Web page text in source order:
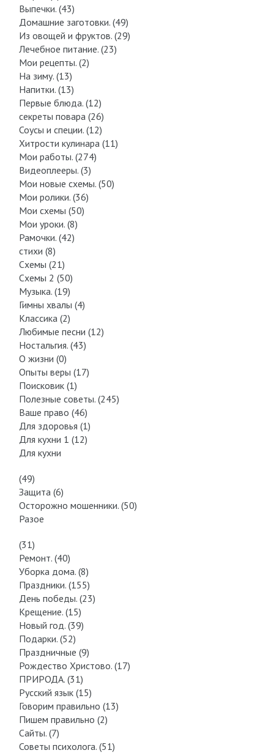
Выпечки. (43)
Домашние заготовки. (49)
Из овощей и фруктов. (29)
Лечебное питание. (23)
Мои рецепты. (2)
На зиму. (13)
Напитки. (13)
Первые блюда. (12)
секреты повара (26)
Соусы и специи. (12)
Хитрости кулинара (11)
Мои работы. (274)
Видеоплееры. (3)
Мои новые схемы. (50)
Мои ролики. (36)
Мои схемы (50)
Мои уроки. (8)
Рамочки. (42)
стихи (8)
Схемы (21)
Схемы 2 (50)
Музыка. (19)
Гимны хвалы (4)
Классика (2)
Любимые песни (12)
Ностальгия. (43)
О жизни (0)
Опыты веры (17)
Поисковик (1)
Полезные советы. (245)
Ваше право (46)
Для здоровья (1)
Для кухни 1 (12)
Для кухни
(49)
Защита (6)
Осторожно мошенники. (50)
Разое
(31)
Ремонт. (40)
Уборка дома. (8)
Праздники. (155)
День победы. (23)
Крещение. (15)
Новый год. (39)
Подарки. (52)
Праздничные (9)
Рождество Христово. (17)
ПРИРОДА. (31)
Русский язык (15)
Говорим правильно (13)
Пишем правильно (2)
Сайты. (7)
Советы психолога. (51)